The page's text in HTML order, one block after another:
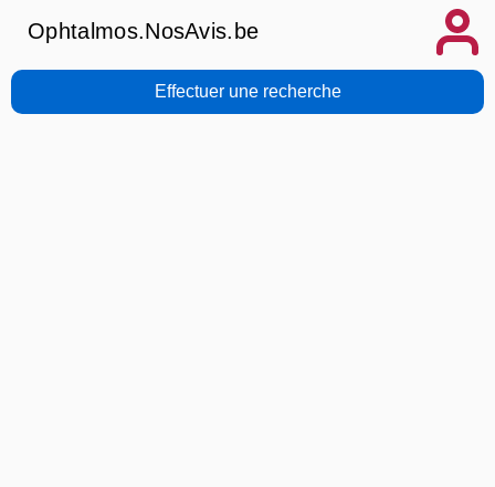
Ophtalmos.NosAvis.be
Effectuer une recherche